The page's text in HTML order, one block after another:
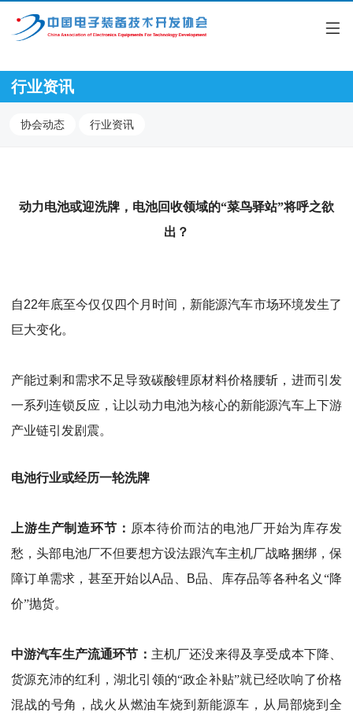
行业资讯
协会动态 行业资讯
动力电池或迎洗牌，电池回收领域的“菜鸟驿站”将呼之欲
出？
自22年底至今仅仅四个月时间，新能源汽车市场环境发生了
巨大变化。
产能过剩和需求不足导致碳酸锂原材料价格腰斩，进而引发
一系列连锁反应，让以动力电池为核心的新能源汽车上下游
产业链引发剧震。
电池行业或经历一轮洗牌
上游生产制造环节： 原本待价而沽的电池厂开始为库存发
愁，头部电池厂不但要想方设法跟汽车主机厂战略捆绑，保
障订单需求，甚至开始以A品、 B品、库存品等各种名义 “降
价”抛货。
中游汽车生产流通环节： 主机厂还没来得及享受成本下降、
货源充沛的红利，湖北引领的“政企补贴”就已经吹响了价格
混战的号角，战火从燃油车烧到新能源车，从局部烧到全